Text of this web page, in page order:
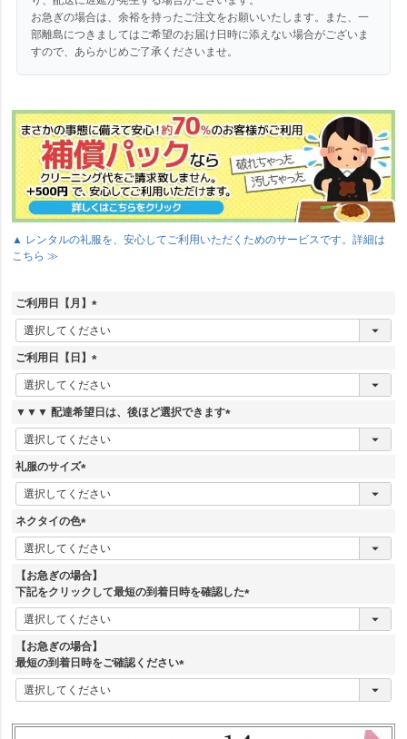
お急ぎの場合は、余裕を持ったご注文をお願いいたします。また、一
部離島につきましてはご希望のお届け日時に添えない場合がございま
すので、あらかじめご了承くださいませ。
▲ レンタルの礼服を、安心してご利用いただくためのサービスです。詳細は
こちら ≫
ご利用日【月】
(
必
須
)
ご利用日【日】
(
必
須
)
▼▼▼ 配達希望日は、後ほど選択できます
(
必
)
礼服のサイズ
(
必
須
)
ネクタイの色
(
必
須
)
【お急ぎの場合】
下記をクリックして最短の到着日時を確認した
(
必
【お急ぎの場合】
最短の到着日時をご確認ください
(
必
)